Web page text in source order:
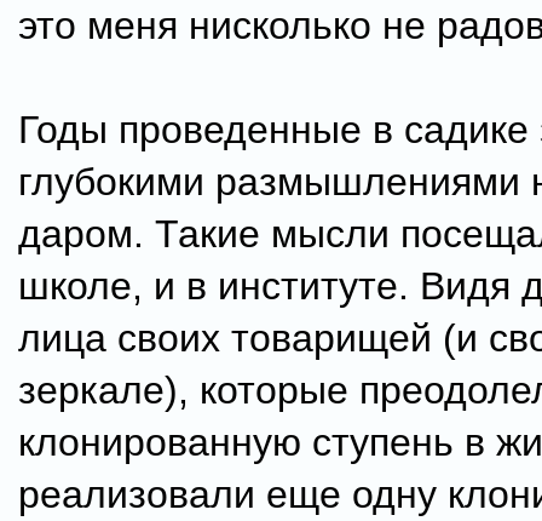
это меня нисколько не
Годы проведенные в садике
глубокими размышлениями
даром. Такие мысли
школе, и в институте. Видя
лица своих товарищей (и
зеркале), которые
клонированную ступень в
реализовали еще одну